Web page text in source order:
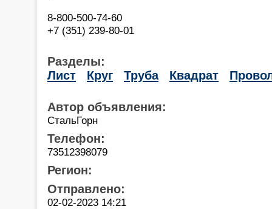
8-800-500-74-60
+7 (351) 239-80-01
Разделы:
Лист
Круг Труба Квадрат
Автор объявления:
СтальГорн
Телефон:
73512398079
Регион:
Отправлено:
02-02-2023 14:21